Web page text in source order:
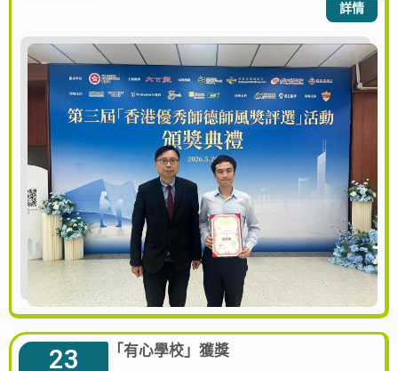
詳情
23 「有心學校」獲獎